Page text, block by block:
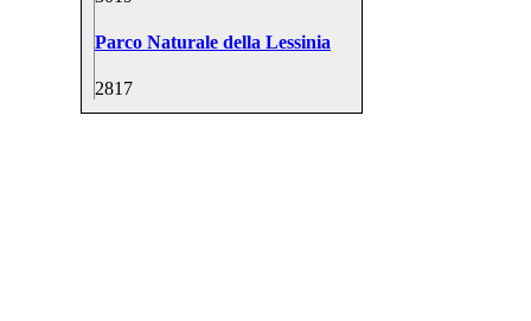
Parco Naturale della Lessinia
2817